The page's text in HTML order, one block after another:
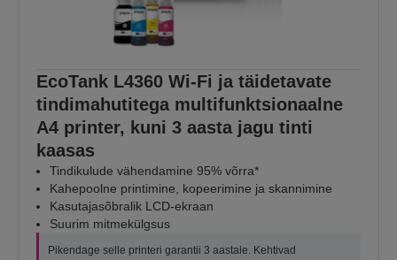
EcoTank L4360 Wi-Fi ja täidetavate
tindimahutitega multifunktsionaalne
A4 printer, kuni 3 aasta jagu tinti
kaasas
Tindikulude vähendamine 95% võrra*
Kahepoolne printimine, kopeerimine ja skannimine
Kasutajasõbralik LCD-ekraan
Suurim mitmekülgsus
Pikendage selle printeri garantii 3 aastale. Kehtivad